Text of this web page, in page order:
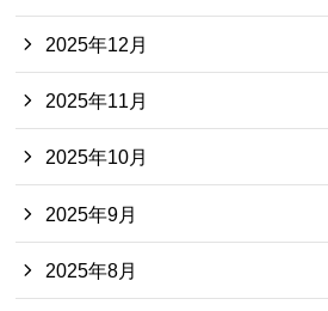
2025年12月
2025年11月
2025年10月
2025年9月
2025年8月